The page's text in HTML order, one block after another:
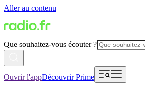
Aller au contenu
Que souhaitez-vous écouter ?
Ouvrir l'appDécouvrir Prime